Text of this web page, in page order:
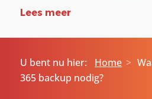
Lees meer
U bent nu hier: Home
365 backup nodig?